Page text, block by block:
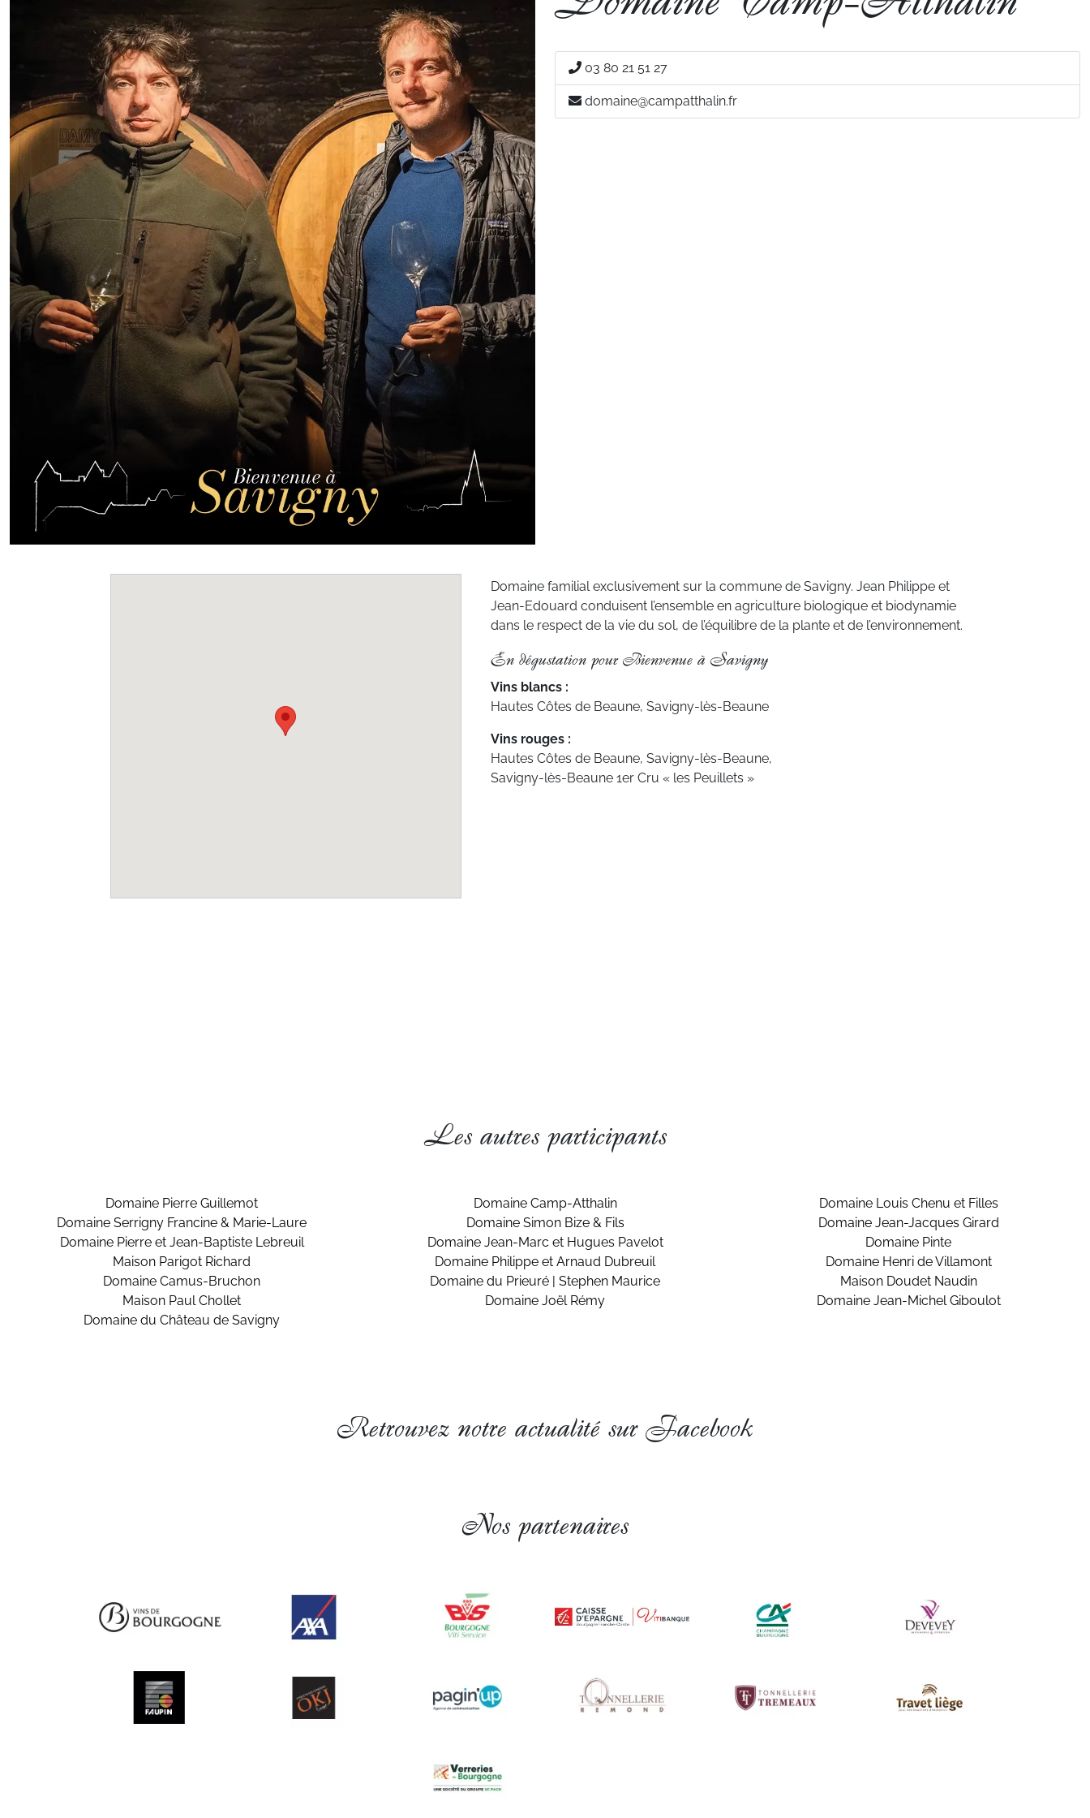
03 80 21 51 27
domaine@campatthalin.fr
Domaine familial exclusivement sur la commune de Savigny. Jean Philippe et
Jean-Edouard conduisent l’ensemble en agriculture biologique et biodynamie
dans le respect de la vie du sol, de l’équilibre de la plante et de l’environnement.
En dégustation pour Bienvenue à Savigny
Vins blancs :
Hautes Côtes de Beaune, Savigny-lès-Beaune
Vins rouges :
Hautes Côtes de Beaune, Savigny-lès-Beaune,
Savigny-lès-Beaune 1er Cru « les Peuillets »
Les autres participants
Domaine Pierre Guillemot Domaine Camp-Atthalin
Domaine Louis Chenu et Filles
Domaine Serrigny Francine & Marie-Laure
Domaine Simon Bize & Fils
Domaine Jean-Jacques Girard
Domaine Pierre et Jean-Baptiste Lebreuil
Domaine Jean-Marc et Hugues Pavelot
Domaine Pinte
Maison Parigot Richard
Domaine Philippe et Arnaud Dubreuil
Domaine Henri de Villamont
Domaine Camus-Bruchon
Domaine du Prieuré | Stephen Maurice
Maison Doudet Naudin
Maison Paul Chollet
Domaine Joël Rémy
Domaine Jean-Michel Giboulot
Domaine du Château de Savigny
Retrouvez notre actualité sur Facebook
Nos partenaires